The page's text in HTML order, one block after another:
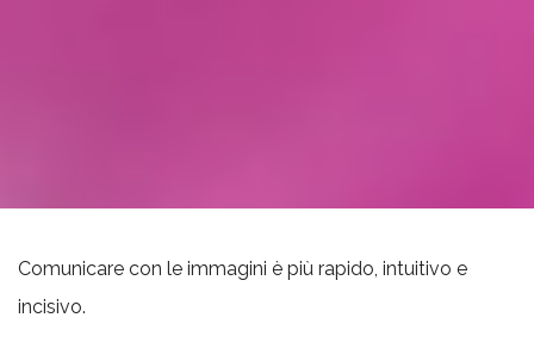
Comunicare con le immagini è più rapido, intuitivo e
incisivo.